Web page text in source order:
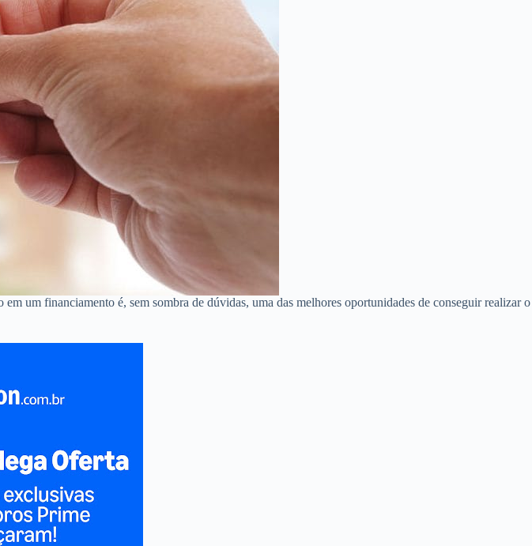
um financiamento é, sem sombra de dúvidas, uma das melhores oportunidades de conseguir realizar o